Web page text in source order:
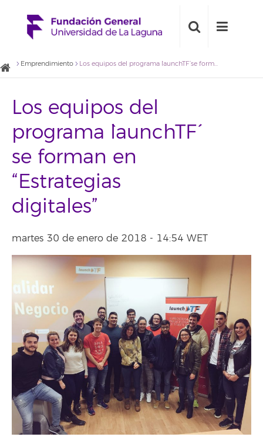
Emprendimiento Los equipos del programa `launchTF´ se forman en “Estrategias digitales”
Los equipos del
programa `launchTF´
se forman en
“Estrategias
digitales”
martes 30 de enero de 2018 - 14:54 WET